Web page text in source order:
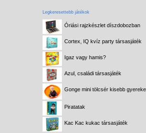
Legkeresettebb játékok
Óriási rajzkészlet díszdobozban
Cortex, IQ kvíz party társasjáték
Igaz vagy hamis?
Azul, családi társasjáték
Gonge mini tölcsér kisebb
Piratatak
Kac Kac kukac társasjáték